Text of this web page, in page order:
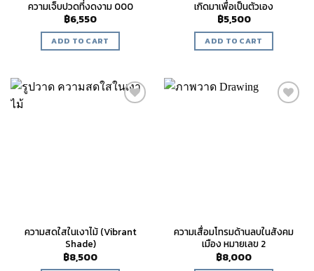
ความเจ็บปวดที่งดงาม 000
฿6,550
ADD TO CART
เกิดมาเพื่อเป็นตัวเอง
฿5,500
ADD TO CART
ความสดใสในเงาไม้ (Vibrant
Shade)
฿8,500
ความเสื่อมโทรมด้านลบในสังคม
เมือง หมายเลข 2
฿8,000